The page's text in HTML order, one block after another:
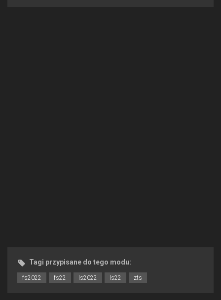
Tagi przypisane do tego modu:
fs2022 fs22 ls2022 ls22 zts